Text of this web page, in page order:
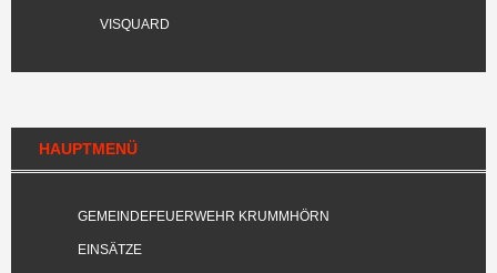
VISQUARD
HAUPTMENÜ
GEMEINDEFEUERWEHR KRUMMHÖRN
EINSÄTZE